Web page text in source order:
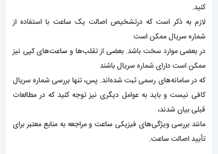
کنید.
لازم به ذکر است که درتشخیص اصالت یکساعت با استفاده از
شماره سریال ممکن است
در بعضی موارد سخت باشد. بعضی از تقلب‌ها و ساعت‌های کپی نیز
ممکن است دارای شماره سریال باشند
که در سامانه‌های رسمی ثبت شده‌اند. پس، تنها بررسی شماره سریال
کافی نیست و باید به عوامل دیگری نیز توجه کنید که در مطالعات
قبلی بیان شدند،
مانند بررسی ویژگی‌های فیزیکی ساعت و مراجعه به منابع معتبر برای
تأیید اصالت ساعت.